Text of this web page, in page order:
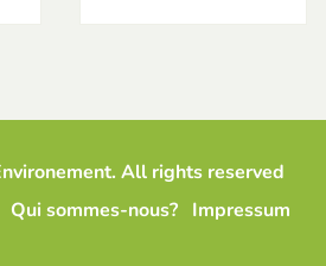
All rights reserved
Qui sommes-nous? Impressum